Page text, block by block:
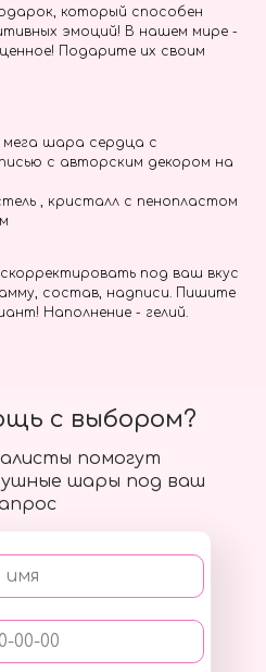
который способен
эмоций! В нашем мире -
Подарите их своим
мега шара сердца с
с авторским декором на
, кристалл с пенопластом
под ваш вкус
состав, надписи. Пишите
Наполнение - гелий.
помогут
шары под ваш
имя
с выбором?